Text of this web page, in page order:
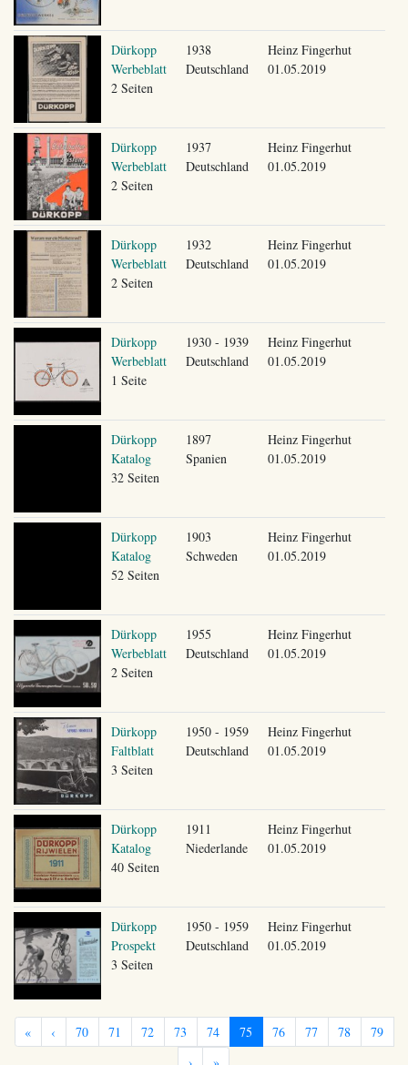
Dürkopp
Werbeblatt
2 Seiten
1938
Deutschland
Heinz Fingerhut
01.05.2019
Dürkopp
Werbeblatt
2 Seiten
1937
Deutschland
Heinz Fingerhut
01.05.2019
Dürkopp
Werbeblatt
2 Seiten
1932
Deutschland
Heinz Fingerhut
01.05.2019
Dürkopp
Werbeblatt
1 Seite
1930 - 1939
Deutschland
Heinz Fingerhut
01.05.2019
Dürkopp
Katalog
32 Seiten
1897
Spanien
Heinz Fingerhut
01.05.2019
Dürkopp
Katalog
52 Seiten
1903
Schweden
Heinz Fingerhut
01.05.2019
Dürkopp
Werbeblatt
2 Seiten
1955
Deutschland
Heinz Fingerhut
01.05.2019
Dürkopp
Faltblatt
3 Seiten
1950 - 1959
Deutschland
Heinz Fingerhut
01.05.2019
Dürkopp
Katalog
40 Seiten
1911
Niederlande
Heinz Fingerhut
01.05.2019
Dürkopp
Prospekt
3 Seiten
1950 - 1959
Deutschland
Heinz Fingerhut
01.05.2019
« ‹ 70 71 72 73 74 75 76 77 78
79
›
»